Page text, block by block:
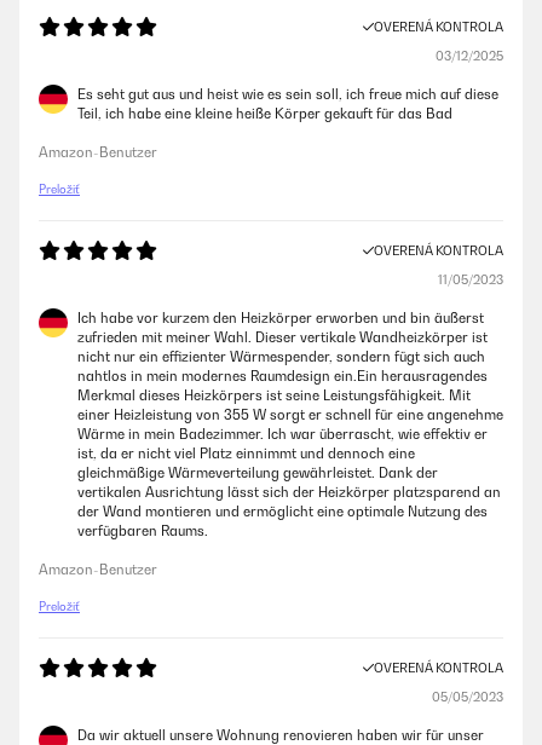
OVERENÁ KONTROLA
03/12/2025
Es seht gut aus und heist wie es sein soll, ich freue mich auf diese
Teil, ich habe eine kleine heiße Körper gekauft für das Bad
Amazon-Benutzer
Preložiť
OVERENÁ KONTROLA
11/05/2023
Ich habe vor kurzem den Heizkörper erworben und bin äußerst
zufrieden mit meiner Wahl. Dieser vertikale Wandheizkörper ist
nicht nur ein effizienter Wärmespender, sondern fügt sich auch
nahtlos in mein modernes Raumdesign ein.Ein herausragendes
Merkmal dieses Heizkörpers ist seine Leistungsfähigkeit. Mit
einer Heizleistung von 355 W sorgt er schnell für eine angenehme
Wärme in mein Badezimmer. Ich war überrascht, wie effektiv er
ist, da er nicht viel Platz einnimmt und dennoch eine
gleichmäßige Wärmeverteilung gewährleistet. Dank der
vertikalen Ausrichtung lässt sich der Heizkörper platzsparend an
der Wand montieren und ermöglicht eine optimale Nutzung des
verfügbaren Raums.
Amazon-Benutzer
Preložiť
OVERENÁ KONTROLA
05/05/2023
Da wir aktuell unsere Wohnung renovieren haben wir für unser